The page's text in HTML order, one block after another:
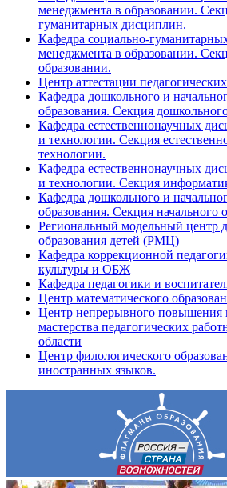
менеджмента в образовании.
гуманитарных дисциплин.
Кафедра социально-
менеджмента в образовании.
образовании.
Центр аттестации
Кафедра дошкольного и
образования. Секция
Кафедра естественнонаучных
и технологии. Секция
технологии.
Кафедра естественнонаучных
и технологии. Секция
Кафедра дошкольного и
образования. Секция начального
Региональный модельный центр
образования детей (РМЦ)
Кафедра коррекционной
культуры и ОБЖ
Кафедра педагогики и
Центр математического
Центр непрерывного повышения
мастерства педагогических
области
Центр филологического
иностранных языков.